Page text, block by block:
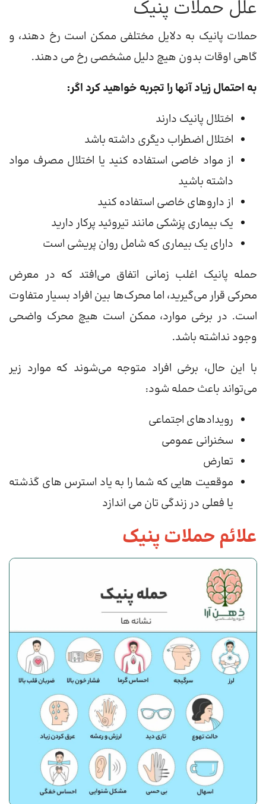
علل حملات پنیک
حملات پانیک به دلایل مختلفی ممکن است رخ دهند، و
گاهی اوقات بدون هیچ دلیل مشخصی رخ می دهند.
به احتمال زیاد آنها را تجربه خواهید کرد اگر:
اختلال پانیک دارند
اختلال اضطراب دیگری داشته باشد
از مواد خاصی استفاده کنید یا اختلال مصرف مواد
داشته باشید
از داروهای خاصی استفاده کنید
یک بیماری پزشکی مانند تیروئید پرکار دارید
دارای یک بیماری که شامل روان پریشی است
حمله پانیک اغلب زمانی اتفاق می‌افتد که در معرض
محرکی قرار می‌گیرید، اما محرک‌ها بین افراد بسیار متفاوت
است. در برخی موارد، ممکن است هیچ محرک واضحی
وجود نداشته باشد.
با این حال، برخی افراد متوجه می‌شوند که موارد زیر
می‌تواند باعث حمله شود:
رویدادهای اجتماعی
سخنرانی عمومی
تعارض
موقعیت هایی که شما را به یاد استرس های گذشته
یا فعلی در زندگی تان می اندازد
علائم حملات پنیک